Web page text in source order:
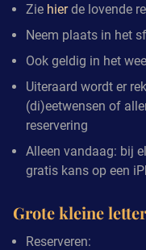
Zie hierde lovende
Neem plaats in het
Ook geldig in het
Uiteraard wordt er
(di)eetwensen of
reservering
Alleen vandaag: bij
gratis kans op een
Grote kleine
Reserveren: